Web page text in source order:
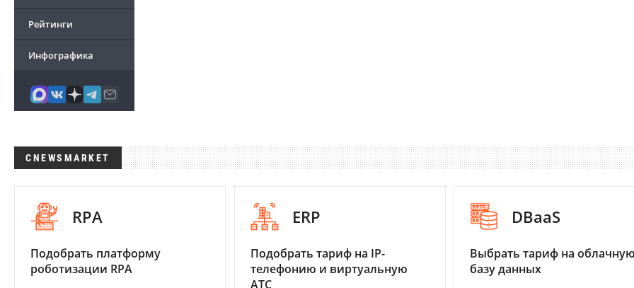
Рейтинги
Инфографика
CNEWSMARKET
RPA
Подобрать платформу
роботизации RPA
ERP
Подобрать тариф на IP-
телефонию и виртуальную
АТС
DBaaS
Выбрать тариф на
базу данных